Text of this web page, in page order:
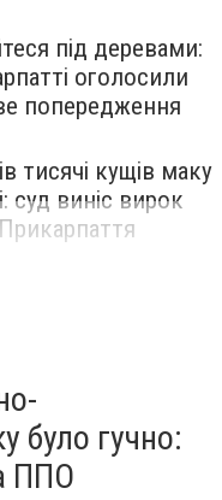
під деревами:
оголосили
попередження
тисячі кущів маку
суд виніс вирок
було гучно:
ППО